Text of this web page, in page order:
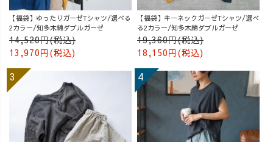
【福袋】ゆったりガーゼTシャツ/選べる
2カラー/知多木綿ダブルガーゼ
14,520円(税込)
13,970円(税込)
【福袋】キーネックガーゼTシャツ/選べ
る2カラー/知多木綿ダブルガーゼ
19,360円(税込)
18,150円(税込)